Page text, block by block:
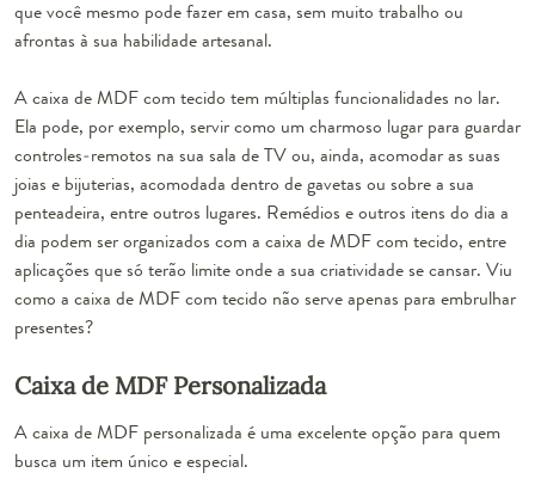
que você mesmo pode fazer em casa, sem muito trabalho ou
afrontas à sua habilidade artesanal.
A caixa de MDF com tecido tem múltiplas funcionalidades no lar.
Ela pode, por exemplo, servir como um charmoso lugar para guardar
controles-remotos na sua sala de TVou, ainda, acomodar as suas
joias e bijuterias, acomodada dentro de gavetas ou sobre a sua
penteadeira, entre outros lugares. Remédios e outros itens do dia a
dia podem ser organizados com a caixa de MDF com tecido, entre
aplicações que só terão limite onde a sua criatividade se cansar. Viu
como a caixa de MDF com tecido não serve apenas para embrulhar
presentes?
Caixa de MDF Personalizada
A caixa de MDF personalizada é uma excelente opção para quem
busca um item único e especial.